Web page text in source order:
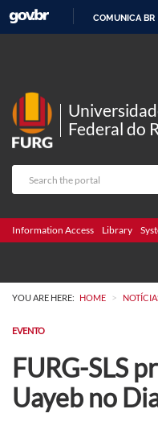
COMUNICA BR
Federal do
Information Access Library
YOU ARE HERE: HOME >
EVENTO
FURG-SLS
Uayeb no